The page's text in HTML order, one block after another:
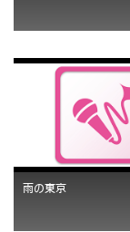
雨の東京